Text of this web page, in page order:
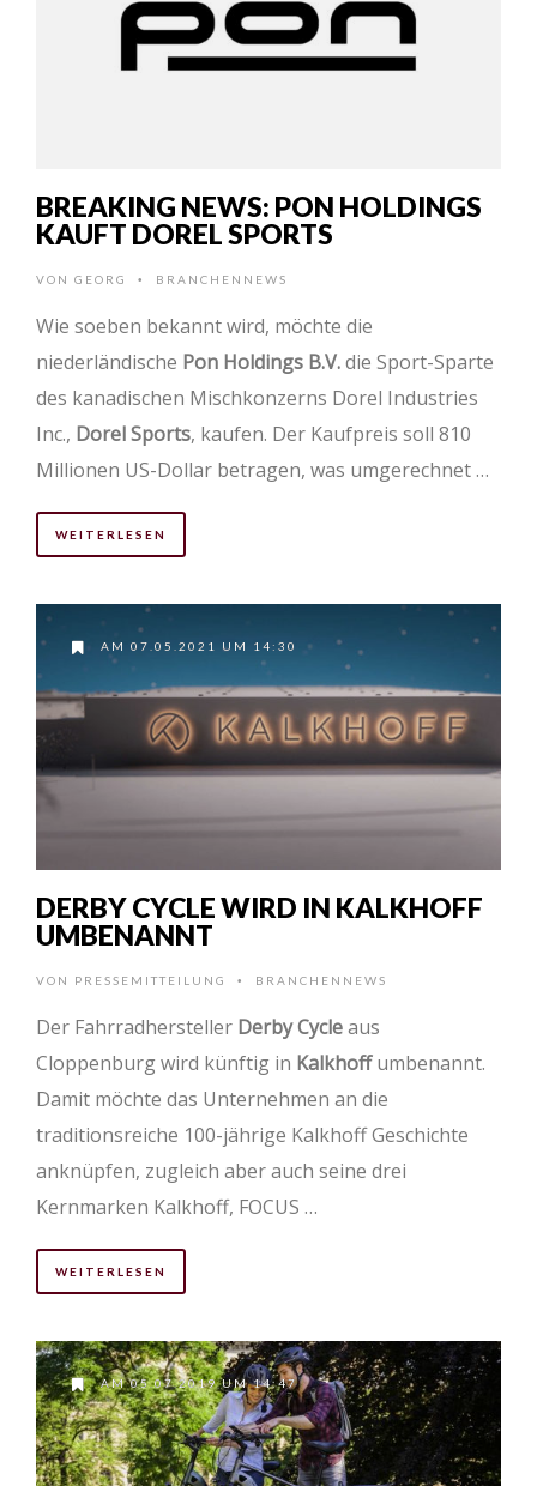
BREAKING NEWS: PON HOLDINGS
KAUFT DOREL SPORTS
VON GEORG • BRANCHENNEWS
Wie soeben bekannt wird, möchte die
niederländische Pon Holdings B.V.die Sport-Sparte
des kanadischen Mischkonzerns Dorel Industries
Inc., Dorel Sports, kaufen. Der Kaufpreis soll 810
Millionen US-Dollar betragen, was umgerechnet …
WEITERLESEN
AM 07.05.2021 UM 14:30
DERBY CYCLE WIRD IN KALKHOFF
UMBENANNT
VON PRESSEMITTEILUNG • BRANCHENNEWS
Der Fahrradhersteller Derby Cycleaus
Cloppenburg wird künftig in Kalkhoffumbenannt.
Damit möchte das Unternehmen an die
traditionsreiche 100-jährige Kalkhoff Geschichte
anknüpfen, zugleich aber auch seine drei
Kernmarken Kalkhoff, FOCUS …
WEITERLESEN
AM 05.07.2019 UM 14:47